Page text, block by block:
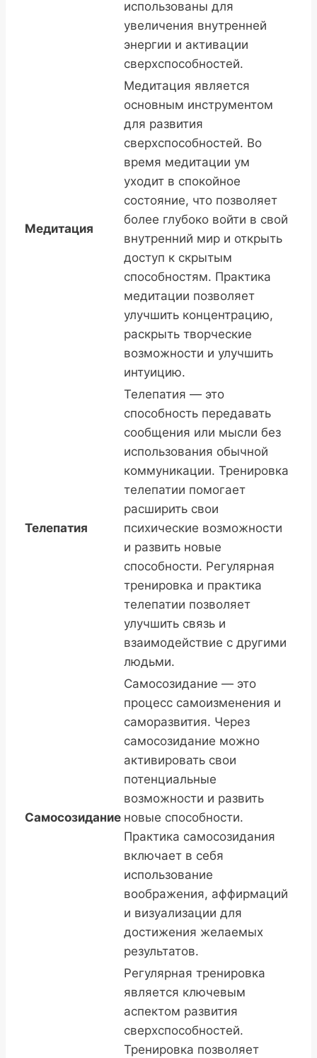
использованы для
увеличения внутренней
энергии и активации
сверхспособностей.
Медитация
Медитация является
основным инструментом
для развития
сверхспособностей. Во
время медитации ум
уходит в спокойное
состояние, что позволяет
более глубоко войти в свой
внутренний мир и открыть
доступ к скрытым
способностям. Практика
медитации позволяет
улучшить концентрацию,
раскрыть творческие
возможности и улучшить
интуицию.
Телепатия
Телепатия — это
способность передавать
сообщения или мысли без
использования обычной
коммуникации. Тренировка
телепатии помогает
расширить свои
психические возможности
и развить новые
способности. Регулярная
тренировка и практика
телепатии позволяет
улучшить связь и
взаимодействие с другими
людьми.
Самосозидание
Самосозидание — это
процесс самоизменения и
саморазвития. Через
самосозидание можно
активировать свои
потенциальные
возможности и развить
новые способности.
Практика самосозидания
включает в себя
использование
воображения, аффирмаций
и визуализации для
достижения желаемых
результатов.
Регулярная тренировка
является ключевым
аспектом развития
сверхспособностей.
Тренировка позволяет